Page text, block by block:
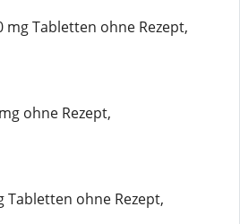
mg Tabletten ohne Rezept,
ohne Rezept,
Tabletten ohne Rezept,